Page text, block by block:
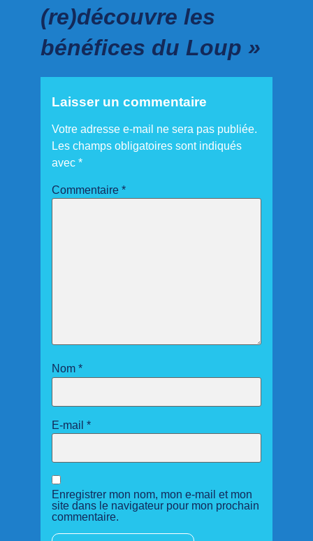
(re)découvre les
bénéfices du Loup »
Laisser un commentaire
Votre adresse e-mail ne sera pas publiée.
Les champs obligatoires sont indiqués
avec *
Commentaire *
Nom *
E-mail *
Enregistrer mon nom, mon e-mail et mon
site dans le navigateur pour mon prochain
commentaire.